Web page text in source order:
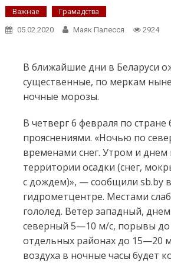
Важнае Грамадства
05.02.2020 Маяк Палесся 2924
В ближайшие дни в Беларуси
существенные, по меркам
ночные морозы.
В четверг 6 февраля по стране
прояснениями. «Ночью по
временами снег. Утром и днем
территории осадки (снег,
с дождем)», — сообщили sb.by
гидрометцентре. Местами
гололед. Ветер западный,
северный 5—10 м/с, порывы до
отдельных районах до 15—20
воздуха в ночные часы будет